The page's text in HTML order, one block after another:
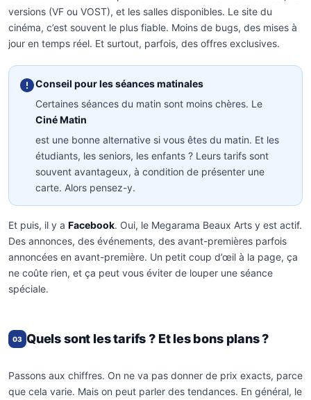
versions (VF ou VOST), et les salles disponibles. Le site du
cinéma, c’est souvent le plus fiable. Moins de bugs, des mises à
jour en temps réel. Et surtout, parfois, des offres exclusives.
Conseil pour les séances matinales
Certaines séances du matin sont moins chères. Le
Ciné Matin
est une bonne alternative si vous êtes du matin. Et les
étudiants, les seniors, les enfants ? Leurs tarifs sont
souvent avantageux, à condition de présenter une
carte. Alors pensez-y.
Et puis, il y a Facebook. Oui, le Megarama Beaux Arts y est actif.
Des annonces, des événements, des avant-premières parfois
annoncées en avant-première. Un petit coup d’œil à la page, ça
ne coûte rien, et ça peut vous éviter de louper une séance
spéciale.
03 Quels sont les tarifs ? Et les bons plans ?
Passons aux chiffres. On ne va pas donner de prix exacts, parce
que cela varie. Mais on peut parler des tendances. En général, le